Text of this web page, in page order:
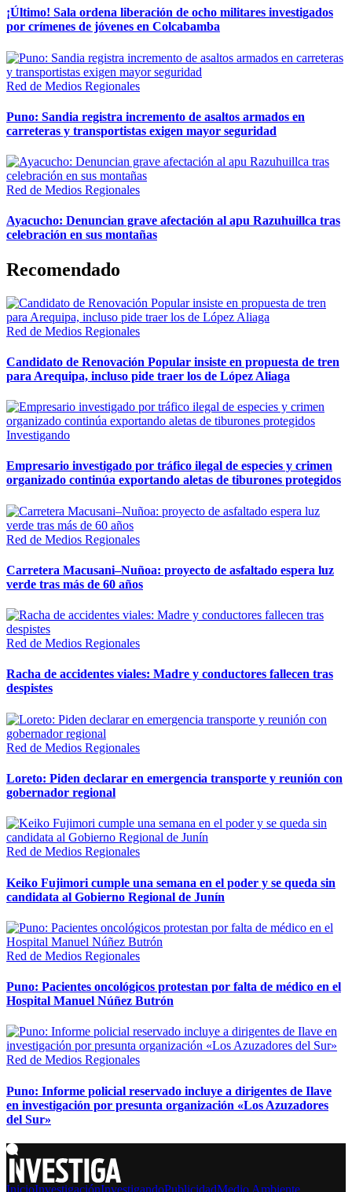
¡Último! Sala ordena liberación de ocho militares investigados
por crímenes de jóvenes en Colcabamba
Red de Medios Regionales
Puno: Sandia registra incremento de asaltos armados en
carreteras y transportistas exigen mayor seguridad
Red de Medios Regionales
Ayacucho: Denuncian grave afectación al apu Razuhuillca tras
celebración en sus montañas
Recomendado
Red de Medios Regionales
Candidato de Renovación Popular insiste en propuesta de tren
para Arequipa, incluso pide traer los de López Aliaga
Investigando
Empresario investigado por tráfico ilegal de especies y crimen
organizado continúa exportando aletas de tiburones protegidos
Red de Medios Regionales
Carretera Macusani–Nuñoa: proyecto de asfaltado espera luz
verde tras más de 60 años
Red de Medios Regionales
Racha de accidentes viales: Madre y conductores fallecen tras
despistes
Red de Medios Regionales
Loreto: Piden declarar en emergencia transporte y reunión con
gobernador regional
Red de Medios Regionales
Keiko Fujimori cumple una semana en el poder y se queda sin
candidata al Gobierno Regional de Junín
Red de Medios Regionales
Puno: Pacientes oncológicos protestan por falta de médico en el
Hospital Manuel Núñez Butrón
Red de Medios Regionales
Puno: Informe policial reservado incluye a dirigentes de Ilave
en investigación por presunta organización «Los Azuzadores
del Sur»
InicioInvestigaciónInvestigandoPublicidadMedio Ambiente